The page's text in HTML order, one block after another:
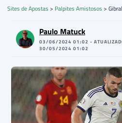
Sites de Apostas > Palpites Amistosos >
Paulo Matuck
03/06/2024 01:02 -
30/05/2024 01:02